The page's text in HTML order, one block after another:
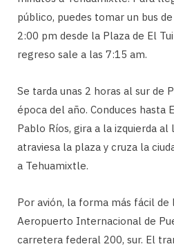
público, puedes tomar un bus
2:00 pm desde la Plaza de El
regreso sale a las 7:15 am.
Se tarda unas 2 horas al sur de
época del año. Conduces hasta
Pablo Ríos, gira a la izquierda
atraviesa la plaza y cruza la
a Tehuamixtle.
Por avión, la forma más fácil
Aeropuerto Internacional de
carretera federal 200, sur. El